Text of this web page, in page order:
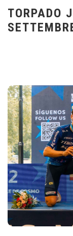
TORPADO